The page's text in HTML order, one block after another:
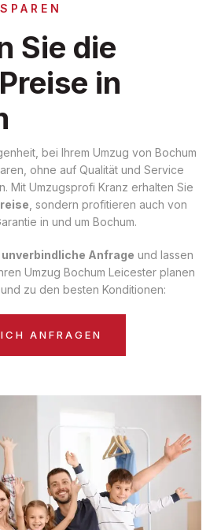
Sie die
in
bei Ihrem Umzug von Bochum
ohne auf Qualität und Service
Mit Umzugsprofi Kranz erhalten Sie
, sondern profitieren auch von
in und um Bochum.
unverbindliche Anfrage und lassen
Umzug Bochum Leicester planen
zu den besten Konditionen:
ANFRAGEN